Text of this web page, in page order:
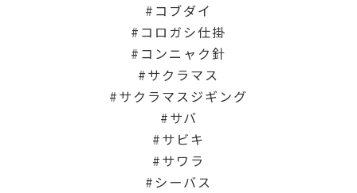
コブダイ
コロガシ仕掛
コンニャク針
サクラマス
サクラマスジギング
サバ
サビキ
サワラ
シーバス